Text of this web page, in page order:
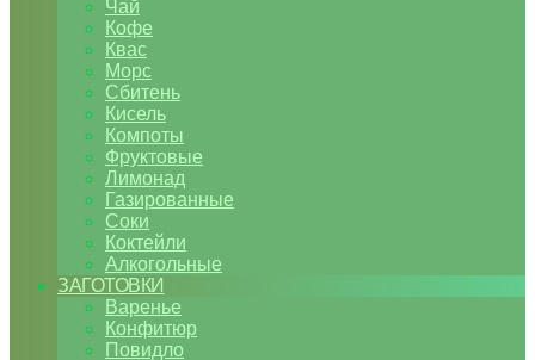
Чай
Кофе
Квас
Морс
Сбитень
Кисель
Компоты
Фруктовые
Лимонад
Газированные
Соки
Коктейли
Алкогольные
ЗАГОТОВКИ
Варенье
Конфитюр
Повидло